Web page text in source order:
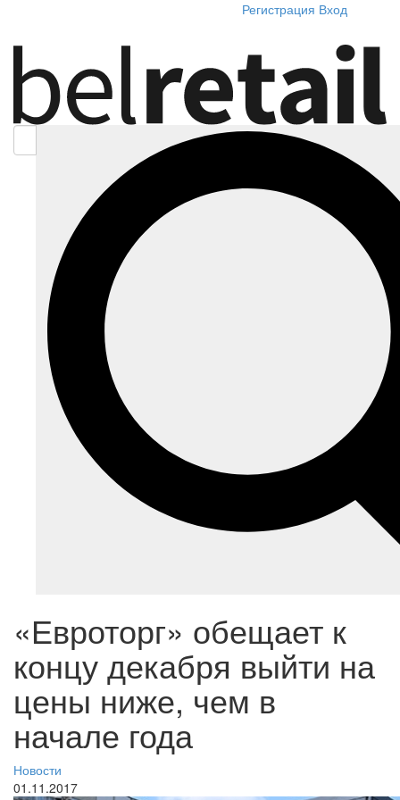
Регистрация Вход
«Евроторг» обещает к
концу декабря выйти на
цены ниже, чем в
начале года
Новости
01.11.2017